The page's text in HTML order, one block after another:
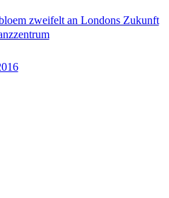
zweifelt an Londons Zukunft